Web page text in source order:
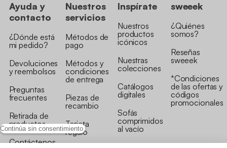
Continúa sin consentimiento
Ayuda y
contacto
¿Dónde está
mi pedido?
Devoluciones
y reembolsos
Preguntas
frecuentes
Retirada de
productos
Contáctenos
Nuestros
servicios
Métodos de
pago
Métodos y
condiciones
de entrega
Piezas de
recambio
Tarjeta
regalo
Inspírate
Nuestros
productos
icónicos
Nuestras
colecciones
Catálogos
digitales
Sofás
comprimidos
al vacío
sweeek
¿Quiénes
somos?
Reseñas
sweeek
*Condiciones
de las ofertas y
códigos
promocionales